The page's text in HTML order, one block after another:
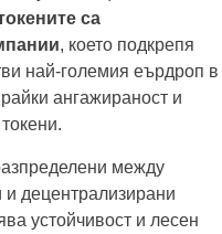
са
, което подкрепя
най-големия еърдроп в
ангажираност и
между
и децентрализирани
устойчивост и лесен